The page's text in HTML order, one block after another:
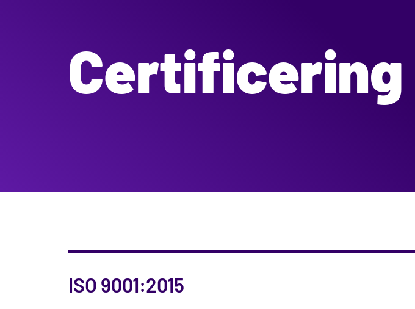
Certificering
ISO 9001:2015